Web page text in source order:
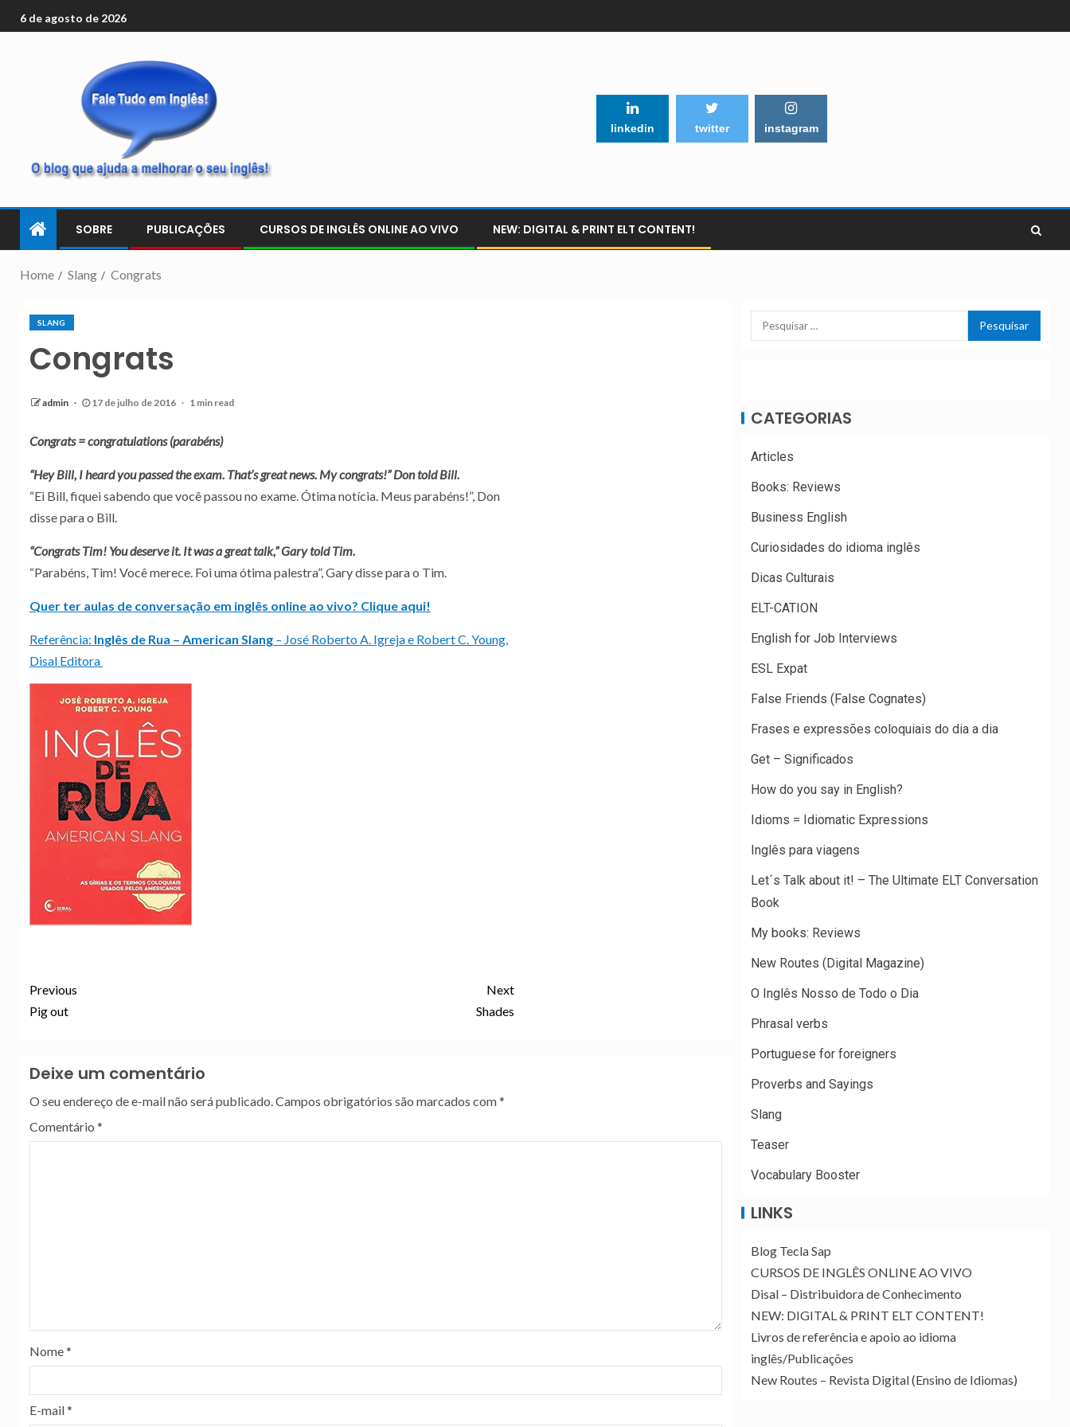
6 de agosto de 2026
linkedin twitter instagram
SOBRE PUBLICAÇÕES CURSOS DE INGLÊS ONLINE AO VIVO NEW: DIGITAL & PRINT ELT CONTENT!
Home Slang Congrats
SLANG
Congrats
admin 17 de julho de 2016 1 min read
Congrats = congratulations (parabéns)
“Hey Bill, I heard you passed the exam. That’s great news. My congrats!” Don told Bill.
“Ei Bill, fiquei sabendo que você passou no exame. Ótima notícia. Meus parabéns!”, Don
disse para o Bill.
“Congrats Tim! You deserve it. It was a great talk,” Gary told Tim.
“Parabéns, Tim! Você merece. Foi uma ótima palestra”, Gary disse para o Tim.
Quer ter aulas de conversação em inglês online ao vivo? Clique aqui!
Referência: Inglês de Rua – American Slang – José Roberto A. Igreja e Robert C. Young,
Disal Editora
Previous
Pig out
Next
Shades
Deixe um comentário
O seu endereço de e-mail não será publicado.Campos obrigatórios são marcados com*
Comentário *
Nome*
E-mail*
CATEGORIAS
Articles
Books: Reviews
Business English
Curiosidades do idioma inglês
Dicas Culturais
ELT-CATION
English for Job Interviews
ESL Expat
False Friends (False Cognates)
Frases e expressões coloquiais do dia a dia
Get – Significados
How do you say in English?
Idioms = Idiomatic Expressions
Inglês para viagens
Let´s Talk about it! – The Ultimate ELT Conversation
Book
My books: Reviews
New Routes (Digital Magazine)
O Inglês Nosso de Todo o Dia
Phrasal verbs
Portuguese for foreigners
Proverbs and Sayings
Slang
Teaser
Vocabulary Booster
LINKS
Blog Tecla Sap
CURSOS DE INGLÊS ONLINE AO VIVO
Disal – Distribuidora de Conhecimento
NEW: DIGITAL & PRINT ELT CONTENT!
Livros de referência e apoio ao idioma
inglês/Publicações
New Routes – Revista Digital (Ensino de Idiomas)